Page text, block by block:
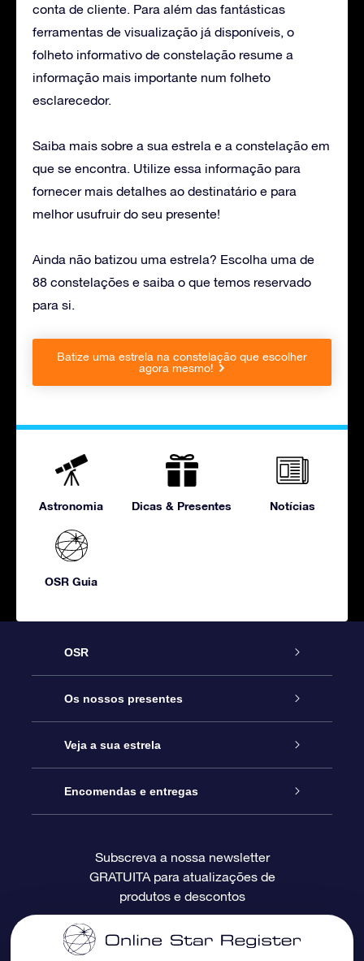
conta de cliente. Para além das fantásticas
ferramentas de visualização já disponíveis, o
folheto informativo de constelação resume a
informação mais importante num folheto
esclarecedor.
Saiba mais sobre a sua estrela e a constelação em
que se encontra. Utilize essa informação para
fornecer mais detalhes ao destinatário e para
melhor usufruir do seu presente!
Ainda não batizou uma estrela? Escolha uma de
88 constelações e saiba o que temos reservado
para si.
Batize uma estrela na constelação que escolher
agora mesmo!
Astronomia Dicas & Presentes Notícias
OSR Guia
OSR
Serviço
Contactos
O Blog
Avaliações
Os nossos presentes
Prenda Star Online
Pacote Prenda OSR
O Cartão Presente OSR
Presentes corporativos
Veja a sua estrela
Registo de Estrela
Página de Estrela personalizada
Um Milhão de Estrelas
Encomendas e entregas
Informação de pagamento
Informação de envio
Subscreva a nossa newsletter
GRATUITA para atualizações de
produtos e descontos